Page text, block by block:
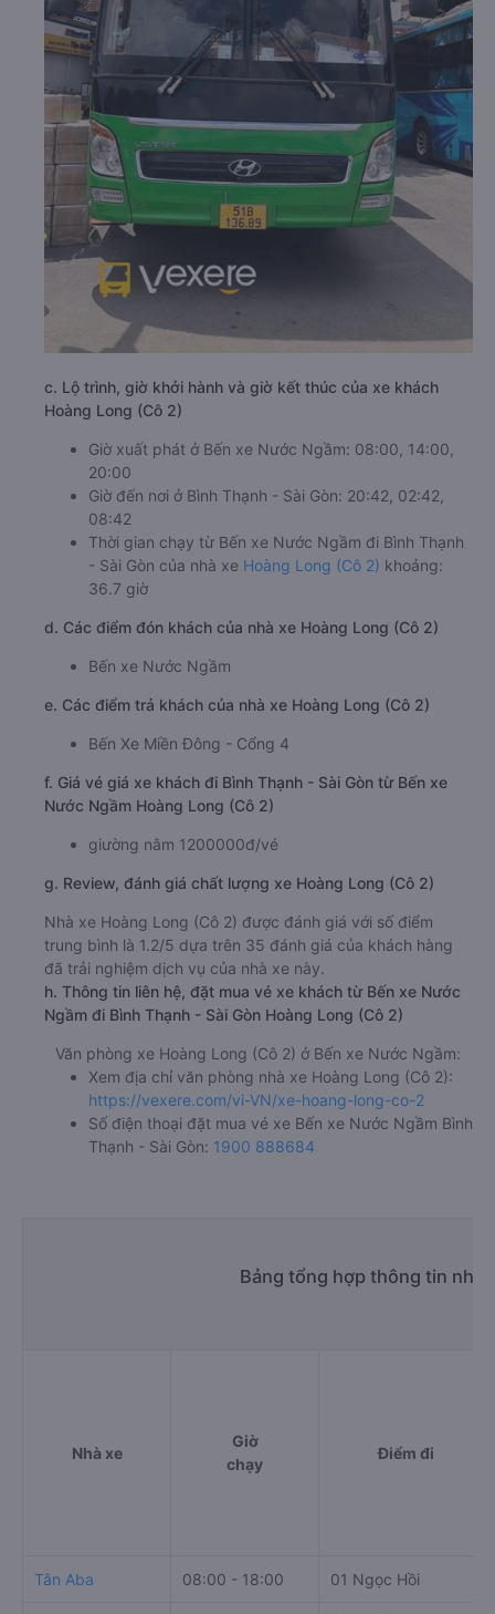
c. Lộ trình, giờ khởi hành và giờ kết thúc của xe khách
Hoàng Long (Cô 2)
Giờ xuất phát ở Bến xe Nước Ngầm: 08:00, 14:00,
20:00
Giờ đến nơi ở Bình Thạnh - Sài Gòn: 20:42, 02:42,
08:42
Thời gian chạy từ Bến xe Nước Ngầm đi Bình Thạnh
- Sài Gòn của nhà xe Hoàng Long (Cô 2) khoảng:
36.7 giờ
d. Các điểm đón khách của nhà xe Hoàng Long (Cô 2)
Bến xe Nước Ngầm
e. Các điểm trả khách của nhà xe Hoàng Long (Cô 2)
Bến Xe Miền Đông - Cổng 4
f. Giá vé giá xe khách đi Bình Thạnh - Sài Gòn từ Bến xe
Nước Ngầm Hoàng Long (Cô 2)
giường nằm 1200000đ/vé
g. Review, đánh giá chất lượng xe Hoàng Long (Cô 2)
Nhà xe Hoàng Long (Cô 2) được đánh giá với số điểm
trung bình là 1.2/5 dựa trên 35 đánh giá của khách hàng
đã trải nghiệm dịch vụ của nhà xe này.
h. Thông tin liên hệ, đặt mua vé xe khách từ Bến xe Nước
Ngầm đi Bình Thạnh - Sài Gòn Hoàng Long (Cô 2)
Văn phòng xe Hoàng Long (Cô 2) ở Bến xe Nước Ngầm:
Xem địa chỉ văn phòng nhà xe Hoàng Long (Cô 2):
https://vexere.com/vi-VN/xe-hoang-long-co-2
Số điện thoại đặt mua vé xe Bến xe Nước Ngầm Bình
Thạnh - Sài Gòn: 1900 888684
Bảng tổng hợp thông tin nhà
Nhà xe
Giờ
chạy
Điểm đi
Tân Aba 08:00 - 18:00 01 Ngọc Hồi